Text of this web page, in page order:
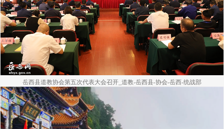
岳西县道教协会第五次代表大会召开_道教-岳西县-协会-岳西-统战部